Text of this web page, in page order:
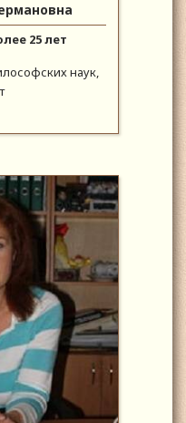
25 лет
наук,